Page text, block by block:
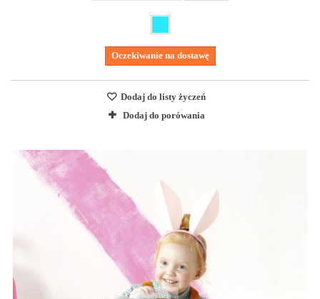
Oczekiwanie na dostawę
Dodaj do listy życzeń
Dodaj do porówania